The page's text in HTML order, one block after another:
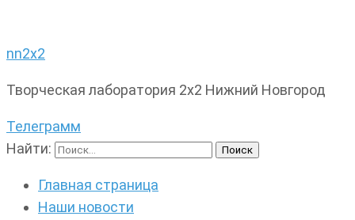
nn2x2
Творческая лаборатория 2х2 Нижний Новгород
Телеграмм
Найти:
Главная страница
Наши новости